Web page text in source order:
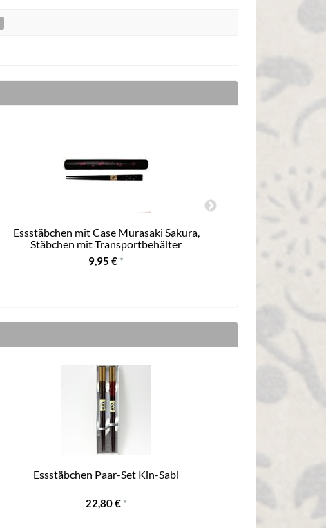
Essstäbchen mit Case Murasaki Sakura,
Stäbchen mit Transportbehälter
9,95 € *
Essstäbchen Paar-Set Kin-Sabi
22,80 € *